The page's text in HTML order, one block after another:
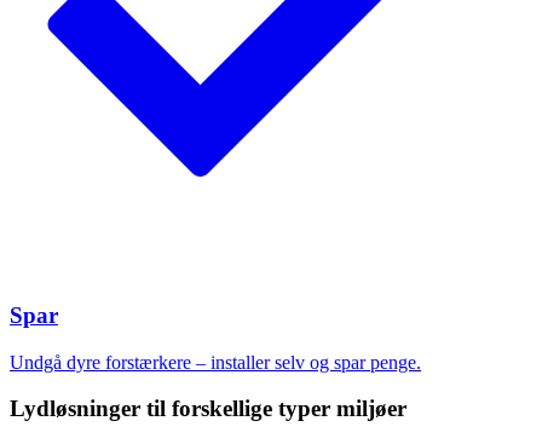
Spar
Undgå dyre forstærkere – installer selv og spar penge.
Lydløsninger til forskellige typer miljøer